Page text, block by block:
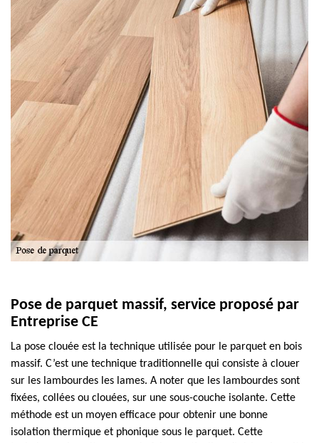
Pose de parquet massif, service proposé par
Entreprise CE
La pose clouée est la technique utilisée pour le parquet en bois
massif. C’est une technique traditionnelle qui consiste à clouer
sur les lambourdes les lames. A noter que les lambourdes sont
fixées, collées ou clouées, sur une sous-couche isolante. Cette
méthode est un moyen efficace pour obtenir une bonne
isolation thermique et phonique sous le parquet. Cette